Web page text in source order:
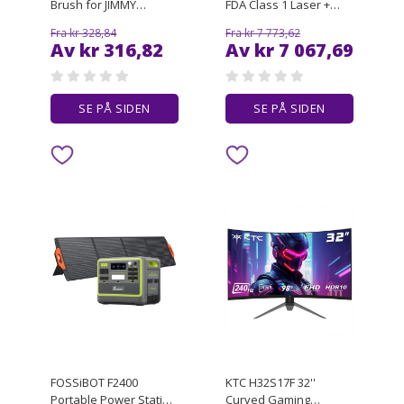
Brush for JIMMY
Plus/JV83/JV85/JV85
Pro/H9 Pro/H9 Flex/H10
Pro Handheld Cordless
Vacuum Cleaner
Fra kr 328,84
Av kr 316,82
SE PÅ SIDEN
FDA Class 1 Laser +
Laser Bed
Fra kr 7 773,62
Av kr 7 067,69
SE PÅ SIDEN
FOSSiBOT F2400
Portable Power Station
KTC H32S17F 32''
Curved Gaming